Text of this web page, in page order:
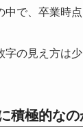
で、卒業時
字の見え方は
積極的なの